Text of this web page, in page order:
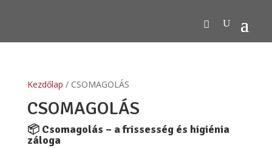
Kezdőlap / CSOMAGOLÁS
CSOMAGOLÁS
📦 Csomagolás – a frissesség és higiénia
záloga